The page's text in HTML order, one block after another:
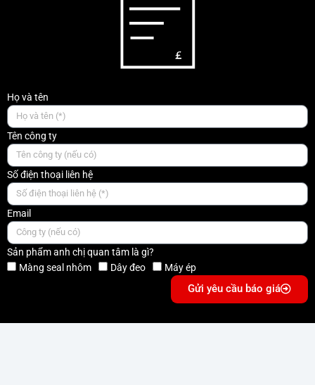
Họ và tên
Tên công ty
Số điện thoại liên hệ
Email
Sản phẩm anh chị quan tâm là gì?
Màng seal nhôm
Dây đeo Máy ép
Gửi yêu cầu báo giá